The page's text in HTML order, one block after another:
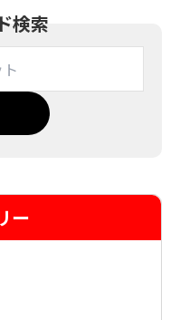
検索
ー